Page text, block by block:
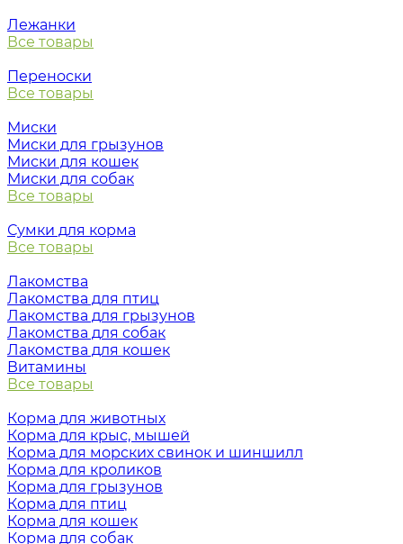
Лежанки
Все товары
Переноски
Все товары
Миски
Миски для грызунов
Миски для кошек
Миски для собак
Все товары
Сумки для корма
Все товары
Лакомства
Лакомства для птиц
Лакомства для грызунов
Лакомства для собак
Лакомства для кошек
Витамины
Все товары
Корма для животных
Корма для крыс, мышей
Корма для морских свинок и шиншилл
Корма для кроликов
Корма для грызунов
Корма для птиц
Корма для кошек
Корма для собак